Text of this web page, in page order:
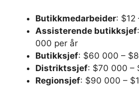
Butikkmedarbeider: $12
Assisterende butikksjef
000 per år
Butikksjef: $60 000 –
Distriktssjef: $70 000 –
Regionsjef: $90 000 –